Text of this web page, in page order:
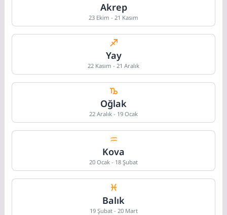
Akrep
23 Ekim - 21 Kasım
Yay
22 Kasım - 21 Aralık
Oğlak
22 Aralık - 19 Ocak
Kova
20 Ocak - 18 Şubat
Balık
19 Şubat - 20 Mart